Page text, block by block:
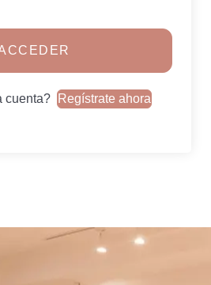
cuenta? Regístrate ahora